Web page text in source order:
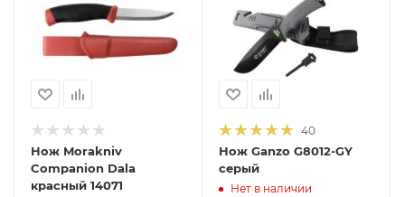
Нож Morakniv
Companion Dala
красный 14071
40
Нож Ganzo G8012-GY
серый
Нет в наличии